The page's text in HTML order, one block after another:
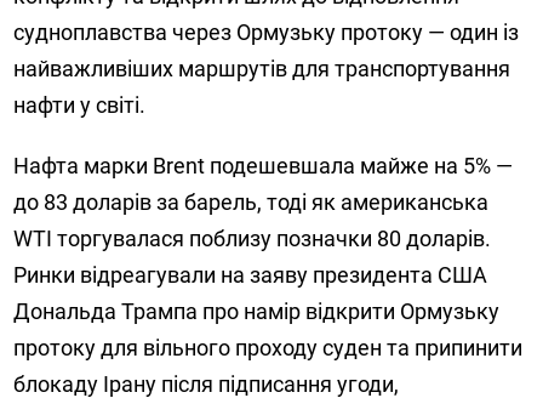
судноплавства через Ормузьку протоку — один із
найважливіших маршрутів для транспортування
нафти у світі.
Нафта марки Brent подешевшала майже на 5% —
до 83 доларів за барель, тоді як американська
WTI торгувалася поблизу позначки 80 доларів.
Ринки відреагували на заяву президента США
Дональда Трампа про намір відкрити Ормузьку
протоку для вільного проходу суден та припинити
блокаду Ірану після підписання угоди,